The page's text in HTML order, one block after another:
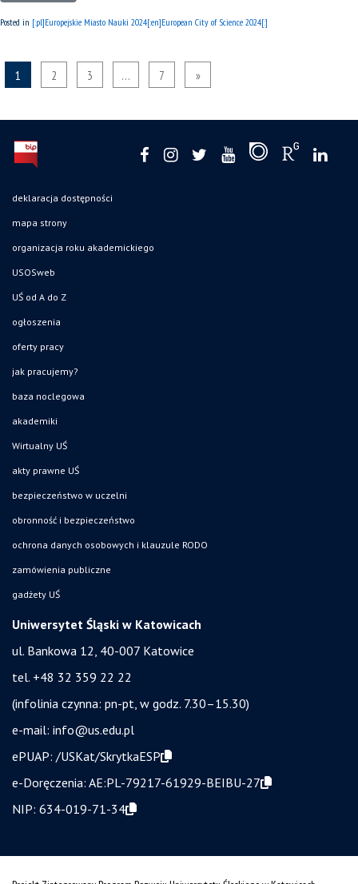
Posted in [:pl]Europejskie Miasto Nauki 2024[:en]European City of Science 2024[:]
1 2 3 … 7 »
deklaracja dostępności
mapa strony
organizacja roku akademickiego
USOSweb
UŚ od A do Z
ogłoszenia
oferty pracy
jak pracujemy?
baza noclegowa
akademiki
Wirtualny UŚ
akty prawne UŚ
bezpieczeństwo w uczelni
obronność i bezpieczeństwo
ochrona danych osobowych i klauzule RODO
zamówienia publiczne
gadżety UŚ
Uniwersytet Śląski w Katowicach
ul. Bankowa 12, 40-007 Katowice
tel. +48 32 359 22 22
(infolinia czynna: pn-pt, w godz. 7.30–15.30)
e-mail: info@us.edu.pl
ePUAP: /USKat/SkrytkaESP
e-Doręczenia: AE:PL-79217-61929-BEIBU-27
NIP: 634-019-71-34